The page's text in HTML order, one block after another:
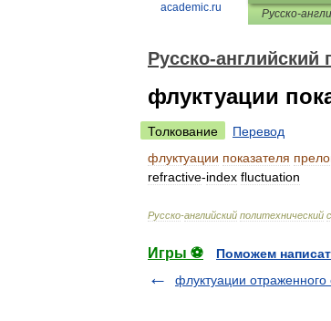
academic.ru
Русско-английский
флуктуации
Толкование
Перевод
флуктуации показателя
refractive-index fluctuation
Русско-английский политехнический
Игры ⚽
Поможем
флуктуации отраженного